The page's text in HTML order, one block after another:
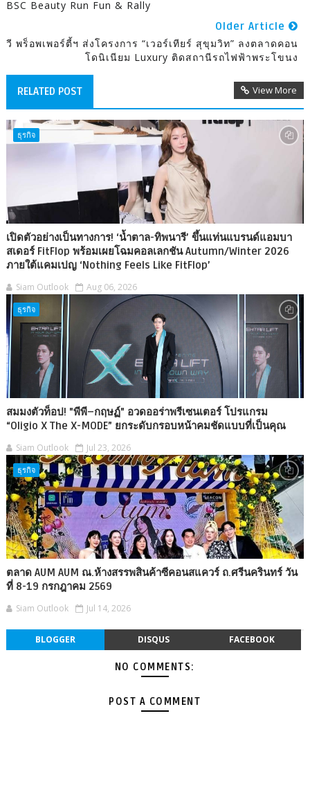
BSC Beauty Run Fun & Rally
Older Article
วี พร็อพเพอร์ตี้ฯ ส่งโครงการ “เวอร์เทียร์ สุขุมวิท” ลงตลาดคอน
โดนิเนียม Luxury ติดสถานีรถไฟฟ้าพระโขนง
RELATED POST View More
ธุรกิจ
เปิดตัวอย่างเป็นทางการ! ‘น้ำตาล-ทิพนารี’ ขึ้นแท่นแบรนด์แอมบา
สเดอร์ FitFlop พร้อมเผยโฉมคอลเลกชัน Autumn/Winter 2026
ภายใต้แคมเปญ ‘Nothing Feels Like FitFlop’
Siam Outlook Aug 06, 2026
ธุรกิจ
สมมงตัวท็อป! "พีพี–กฤษฏ์" อวดออร่าพรีเซนเตอร์ โปรแกรม
“Oligio X The X-MODE” ยกระดับกรอบหน้าคมชัดแบบที่เป็นคุณ
Siam Outlook Jul 23, 2026
ธุรกิจ
ตลาด AUM AUM ณ.ห้างสรรพสินค้าซีคอนสแควร์ ถ.ศรีนครินทร์ วัน
ที่ 8-19 กรกฎาคม 2569
Siam Outlook Jul 14, 2026
BLOGGER DISQUS FACEBOOK
NO COMMENTS:
POST A COMMENT